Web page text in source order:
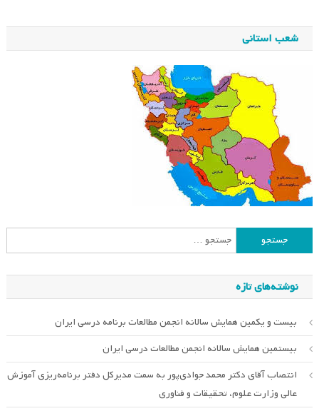
شعب استانی
جستجو
برای:
نوشته‌های تازه
بیست و یکمین همایش سالانه انجمن مطالعات برنامه درسی ایران
بیستمین همایش سالانه انجمن مطالعات درسی ایران
انتصاب آقای دکتر محمد جوادی‌پور به سمت مدیرکل دفتر برنامه‌ریزی آموزش
عالی وزارت علوم، تحقیقات و فناوری